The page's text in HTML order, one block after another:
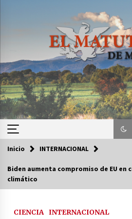
Tendencias
Inicio INTERNACIONAL
Biden aumenta compromiso de EU en
climático
CIENCIA INTERNACIONAL